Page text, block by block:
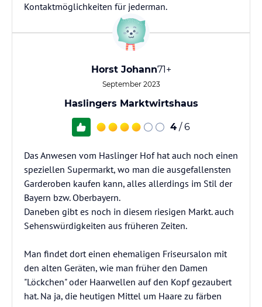
Kontaktmöglichkeiten für jederman.
Horst Johann71+
September 2023
Haslingers Marktwirtshaus
4 / 6
Das Anwesen vom Haslinger Hof hat auch noch einen
speziellen Supermarkt, wo man die ausgefallensten
Garderoben kaufen kann, alles allerdings im Stil der
Bayern bzw. Oberbayern.
Daneben gibt es noch in diesem riesigen Markt. auch
Sehenswürdigkeiten aus früheren Zeiten.
Man findet dort einen ehemaligen Friseursalon mit
den alten Geräten, wie man früher den Damen
"Löckchen" oder Haarwellen auf den Kopf gezaubert
hat. Na ja, die heutigen Mittel um Haare zu färben